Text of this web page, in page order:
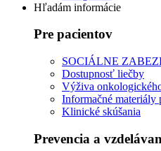
Hľadám informácie
Pre pacientov
SOCIÁLNE
Dostupnosť liečby
Výživa
Informačné materiály
Klinické skúšania
Prevencia a